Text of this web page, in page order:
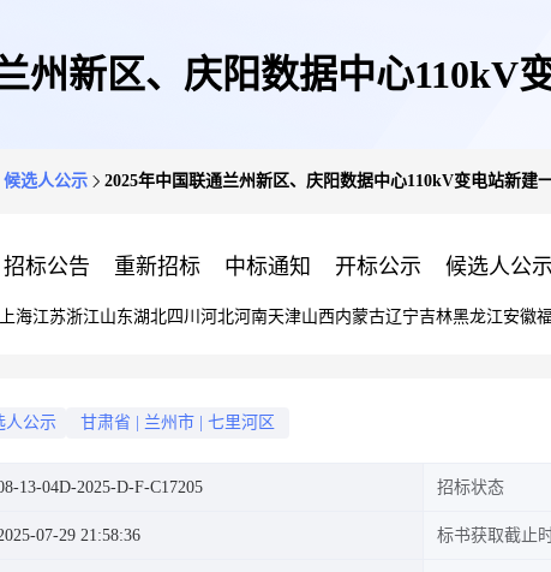
州新区、庆阳数据中心
候选人公示 2025年中国联通兰州新区、庆阳数据中心110kV变电站新
招标公告 重新招标 中标通知 开标公示 候选人公示
上海江苏浙江山东湖北四川 河北河南天津山西内蒙古辽宁吉林黑龙江安徽
人公示 甘肃省 兰州市 七里河区
13-04D-2025-D-F-C17205 招标状态
07-29 21:58:36 标书获取截止